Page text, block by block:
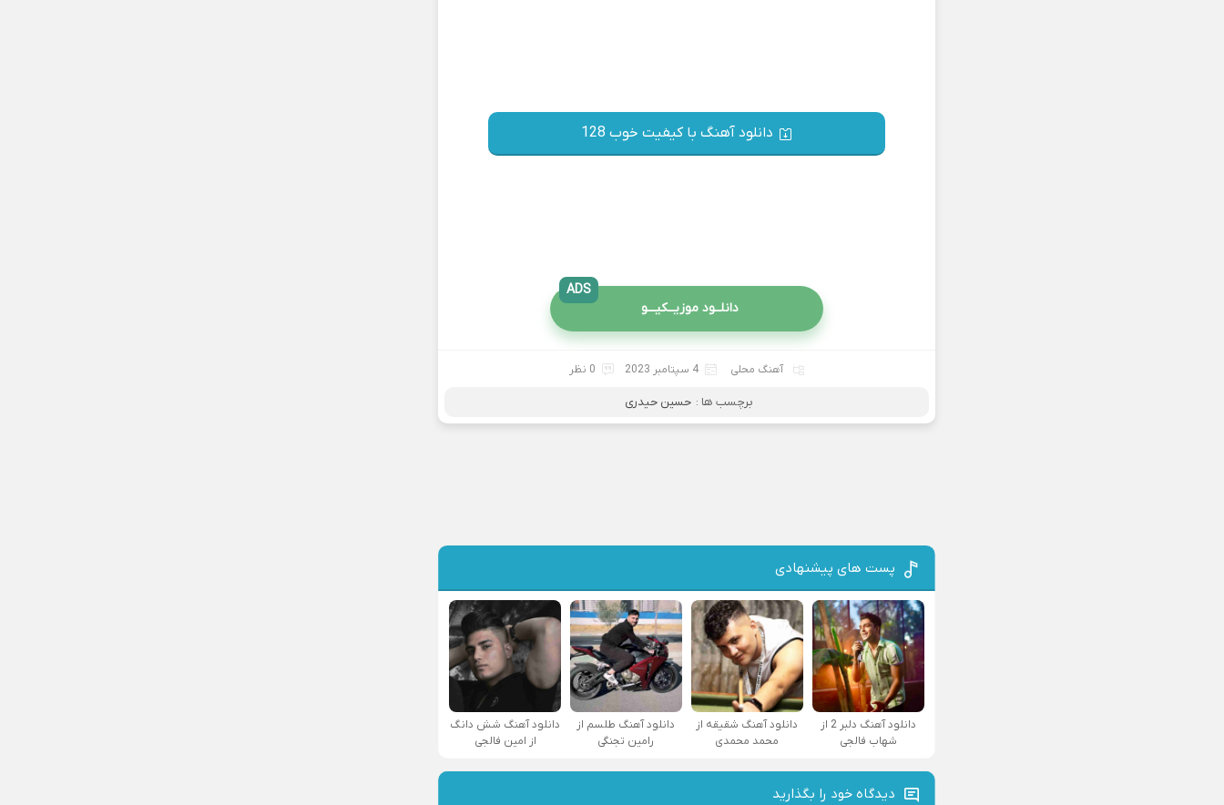
دانلود آهنگ با کیفیت خوب 128
دانلــود موزیــکیـــو
ADS
آهنگ محلی 4 سپتامبر 2023 0 نظر
برچسب ها : حسین حیدری
پست های پیشنهادی
دانلود آهنگ دلبر 2 از
شهاب فالجی
دانلود آهنگ شقیقه از
محمد محمدی
دانلود آهنگ طلسم از
رامین تجنگی
دانلود آهنگ شش دانگ
از امین فالجی
دیدگاه خود را بگذارید